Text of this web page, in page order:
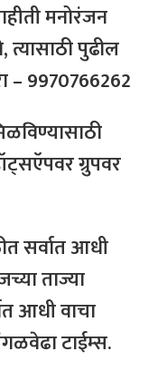
मनोरंजन
,त्यासाठीपुढील
– 9970766262
ग्रुपवर
सर्वातआधी
ताज्या
आधीवाचा
टाईम्स.